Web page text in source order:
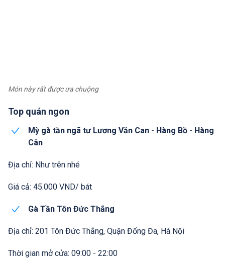
Món này rất được ưa chuộng
Top quán ngon
Mỳ gà tần ngã tư Lương Văn Can - Hàng Bồ - Hàng
Cân
Địa chỉ: Như trên nhé
Giá cả: 45.000 VND/ bát
Gà Tần Tôn Đức Thắng
Địa chỉ: 201 Tôn Đức Thắng, Quận Đống Đa, Hà Nội
Thời gian mở cửa: 09:00 - 22:00